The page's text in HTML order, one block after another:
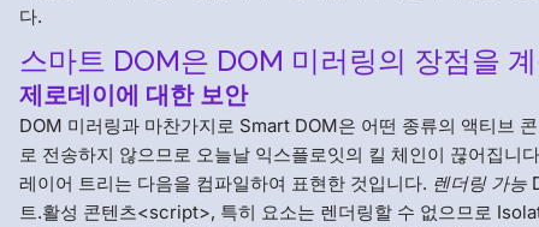
다.
스마트 DOM은 DOM 미러링의 장점을
제로데이에 대한 보안
DOM 미러링과 마찬가지로 Smart DOM은 어떤 종류의 액티브
로 전송하지 않으므로 오늘날 익스플로잇의 킬 체인이 끊어집니
레이어 트리는 다음을 컴파일하여 표현한 것입니다. 렌더링 가능
트.활성 콘텐츠<script>, 특히 요소는 렌더링할 수 없으므로